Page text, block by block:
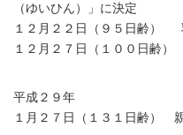
（ゆいひん）」に決定
１２月２２日（９５日齢
１２月２７日（１００日齢
平成２９年
１月２７日（１３１日齢）